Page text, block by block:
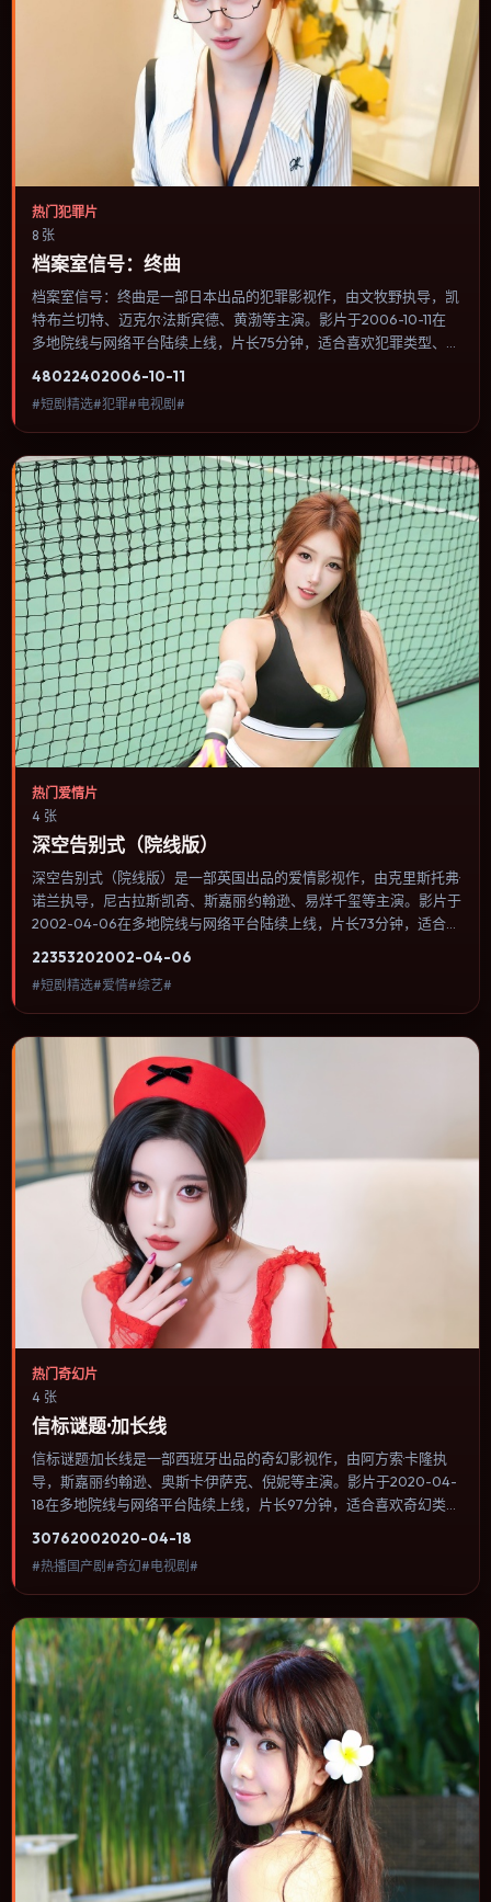
热门犯罪片
8 张
档案室信号：终曲
档案室信号：终曲是一部日本出品的犯罪影视作，由文牧野执导，凯
特·布兰切特、迈克尔·法斯宾德、黄渤等主演。影片于2006-10-11在
多地院线与网络平台陆续上线，片长75分钟，适合喜欢犯罪类型、关
进，节奏与视听语言统一，可作为休闲观影或类型片补片的选择。
48022402006-10-11
#短剧精选#犯罪#电视剧#
热门爱情片
4 张
深空告别式（院线版）
深空告别式（院线版）是一部英国出品的爱情影视作，由克里斯托弗·
诺兰执导，尼古拉斯·凯奇、斯嘉丽·约翰逊、易烊千玺等主演。影片于
2002-04-06在多地院线与网络平台陆续上线，片长73分钟，适合喜
人物选择与情节推进，节奏与视听语言统一，可作为休闲观影或类型
片补片的选择。
22353202002-04-06
#短剧精选#爱情#综艺#
热门奇幻片
4 张
信标谜题·加长线
信标谜题·加长线是一部西班牙出品的奇幻影视作，由阿方索·卡隆执
导，斯嘉丽·约翰逊、奥斯卡·伊萨克、倪妮等主演。影片于2020-04-
18在多地院线与网络平台陆续上线，片长97分钟，适合喜欢奇幻类
与情节推进，节奏与视听语言统一，可作为休闲观影或类型片补片的
选择。
30762002020-04-18
#热播国产剧#奇幻#电视剧#